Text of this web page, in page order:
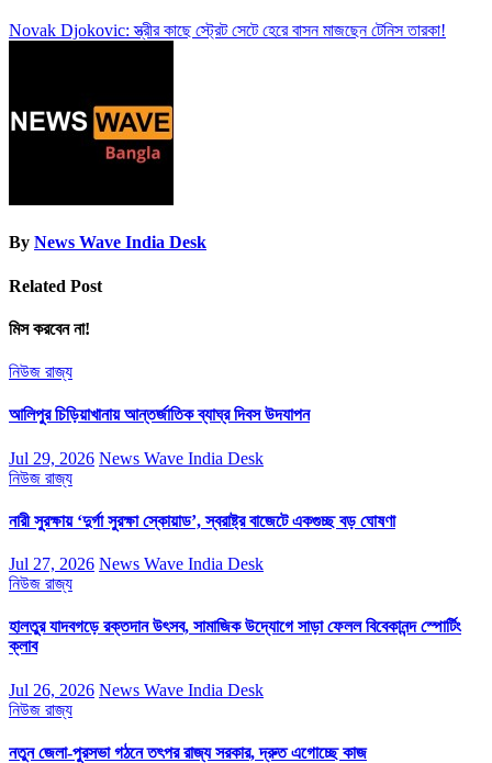
Novak Djokovic: স্ত্রীর কাছে স্ট্রেট সেটে হেরে বাসন মাজছেন টেনিস তারকা!
By News Wave India Desk
Related Post
মিস করবেন না!
নিউজ রাজ্য
আলিপুর চিড়িয়াখানায় আন্তর্জাতিক ব্যাঘ্র দিবস উদযাপন
Jul 29, 2026 News Wave India Desk
নিউজ রাজ্য
নারী সুরক্ষায় ‘দুর্গা সুরক্ষা স্কোয়াড’, স্বরাষ্ট্র বাজেটে একগুচ্ছ বড় ঘোষণা
Jul 27, 2026 News Wave India Desk
নিউজ রাজ্য
হালতুর যাদবগড়ে রক্তদান উৎসব, সামাজিক উদ্যোগে সাড়া ফেলল বিবেকানন্দ স্পোর্টিং
ক্লাব
Jul 26, 2026 News Wave India Desk
নিউজ রাজ্য
নতুন জেলা-পুরসভা গঠনে তৎপর রাজ্য সরকার, দ্রুত এগোচ্ছে কাজ